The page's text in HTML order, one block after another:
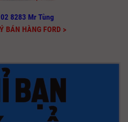
8283 Mr Tùng
BÁN HÀNG FORD >